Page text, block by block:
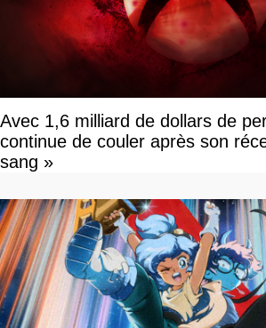
Avec 1,6 milliard de dollars de
continue de couler après son
sang »